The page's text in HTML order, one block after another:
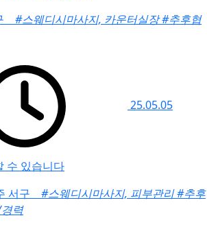
#스웨디시마사지, 카운터실장#추후협
25.05.05
수 있습니다
서구 #스웨디시마사지, 피부관리#추후
력